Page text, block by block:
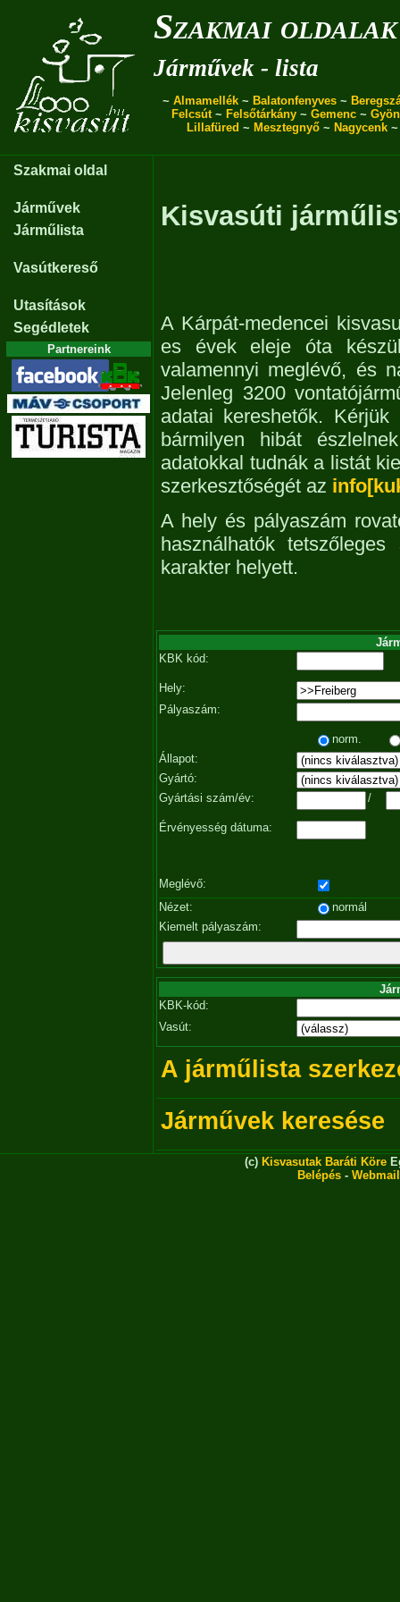
Szakmai oldalak
Járművek - lista
~ Almamellék ~ Balatonfenyves ~
Felcsút~ Felsőtárkány ~ Gemenc ~
Lillafüred ~ Mesztegnyő~ Nagycenk
Szakmai oldal
Járművek
Járműlista
Vasútkereső
Utasítások
Segédletek
Partnereink
Kisvasúti
A Kárpát-medencei
es évek eleje óta
valamennyi meglévő, és
Jelenleg 3200
adatai kereshetők.
bármilyen hibát
adatokkal tudnák a listát
szerkesztőségét az
A hely és pályaszám
használhatók
karakter helyett.
KBK kód:
Hely:
Pályaszám:
norm.
Állapot:
Gyártó:
Gyártási szám/év:
/
Érvényesség dátuma:
Meglévő:
Nézet:
normál
Kiemelt pályaszám:
KBK-kód:
Vasút:
A járműlista
Járművek keresése
(c) Kisvasutak Baráti Köre
Belépés - Webmail